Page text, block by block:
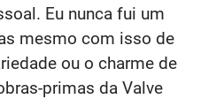
Eu nunca fui um
mesmo com isso de
ou o charme de
primas da Valve